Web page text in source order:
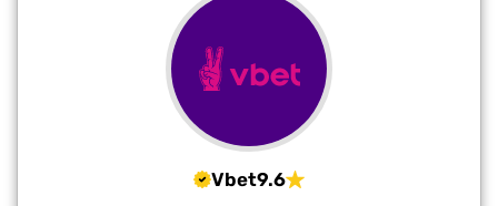
Vbet9.6